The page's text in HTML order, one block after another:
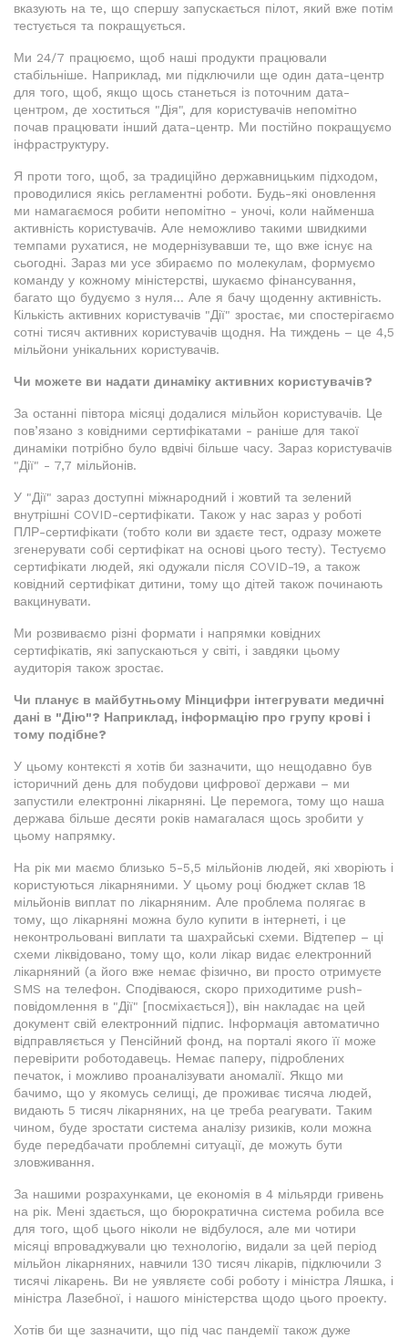
вказують на те, що спершу запускається пілот, який вже потім
тестується та покращується.
Ми 24/7 працюємо, щоб наші продукти працювали
стабільніше. Наприклад, ми підключили ще один дата-центр
для того, щоб, якщо щось станеться із поточним дата-
центром, де хоститься "Дія", для користувачів непомітно
почав працювати інший дата-центр. Ми постійно покращуємо
інфраструктуру.
Я проти того, щоб, за традиційно державницьким підходом,
проводилися якісь регламентні роботи. Будь-які оновлення
ми намагаємося робити непомітно - уночі, коли найменша
активність користувачів. Але неможливо такими швидкими
темпами рухатися, не модернізувавши те, що вже існує на
сьогодні. Зараз ми усе збираємо по молекулам, формуємо
команду у кожному міністерстві, шукаємо фінансування,
багато що будуємо з нуля… Але я бачу щоденну активність.
Кількість активних користувачів "Дії" зростає, ми спостерігаємо
сотні тисяч активних користувачів щодня. На тиждень – це 4,5
мільйони унікальних користувачів.
Чи можете ви надати динаміку активних користувачів?
За останні півтора місяці додалися мільйон користувачів. Це
пов’язано з ковідними сертифікатами - раніше для такої
динаміки потрібно було вдвічі більше часу. Зараз користувачів
"Дії" - 7,7 мільйонів.
У "Дії" зараз доступні міжнародний і жовтий та зелений
внутрішні COVID-сертифікати. Також у нас зараз у роботі
ПЛР-сертифікати (тобто коли ви здаєте тест, одразу можете
згенерувати собі сертифікат на основі цього тесту). Тестуємо
сертифікати людей, які одужали після COVID-19, а також
ковідний сертифікат дитини, тому що дітей також починають
вакцинувати.
Ми розвиваємо різні формати і напрямки ковідних
сертифікатів, які запускаються у світі, і завдяки цьому
аудиторія також зростає.
Чи планує в майбутньому Мінцифри інтегрувати медичні
дані в "Дію"? Наприклад, інформацію про групу крові і
тому подібне?
У цьому контексті я хотів би зазначити, що нещодавно був
історичний день для побудови цифрової держави – ми
запустили електронні лікарняні. Це перемога, тому що наша
держава більше десяти років намагалася щось зробити у
цьому напрямку.
На рік ми маємо близько 5-5,5 мільйонів людей, які хворіють і
користуються лікарняними. У цьому році бюджет склав 18
мільйонів виплат по лікарняним. Але проблема полягає в
тому, що лікарняні можна було купити в інтернеті, і це
неконтрольовані виплати та шахрайські схеми. Відтепер – ці
схеми ліквідовано, тому що, коли лікар видає електронний
лікарняний (а його вже немає фізично, ви просто отримуєте
SMS на телефон. Сподіваюся, скоро приходитиме push-
повідомлення в "Дії" [посміхається]), він накладає на цей
документ свій електронний підпис. Інформація автоматично
відправляється у Пенсійний фонд, на порталі якого її може
перевірити роботодавець. Немає паперу, підроблених
печаток, і можливо проаналізувати аномалії. Якщо ми
бачимо, що у якомусь селищі, де проживає тисяча людей,
видають 5 тисяч лікарняних, на це треба реагувати. Таким
чином, буде зростати система аналізу ризиків, коли можна
буде передбачати проблемні ситуації, де можуть бути
зловживання.
За нашими розрахунками, це економія в 4 мільярди гривень
на рік. Мені здається, що бюрократична система робила все
для того, щоб цього ніколи не відбулося, але ми чотири
місяці впроваджували цю технологію, видали за цей період
мільйон лікарняних, навчили 130 тисяч лікарів, підключили 3
тисячі лікарень. Ви не уявляєте собі роботу і міністра Ляшка, і
міністра Лазебної, і нашого міністерства щодо цього проекту.
Хотів би ще зазначити, що під час пандемії також дуже